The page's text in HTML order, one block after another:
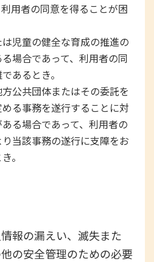
用者の同意を得ることが困
児童の健全な育成の推進の
場合であって、利用者の同
あるとき。
公共団体またはその委託を
る事務を遂行することに対
る場合であって、利用者の
当該事務の遂行に支障をお
。
報の漏えい、滅失また
の安全管理のための必要